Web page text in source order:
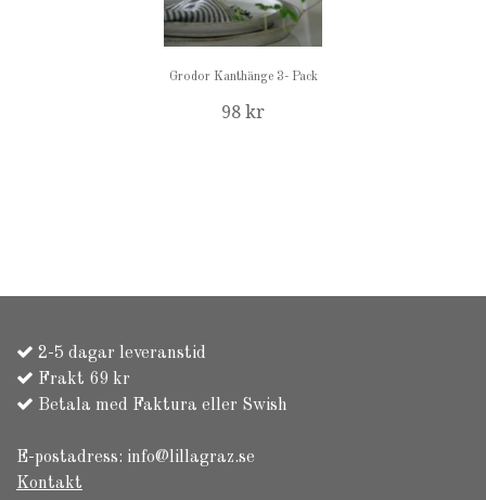
Grodor Kanthänge 3- Pack
98 kr
2-5 dagar leveranstid
Frakt 69 kr
Betala med Faktura eller Swish
E-postadress: info@lillagraz.se
Kontakt